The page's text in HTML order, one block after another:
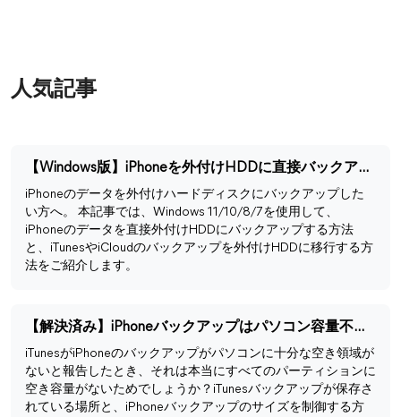
人気記事
【Windows版】iPhoneを外付けHDDに直接バックアップする方法
iPhoneのデータを外付けハードディスクにバックアップした
い方へ。 本記事では、Windows 11/10/8/7を使用して、
iPhoneのデータを直接外付けHDDにバックアップする方法
と、iTunesやiCloudのバックアップを外付けHDDに移行する方
法をご紹介します。
【解決済み】iPhoneバックアップはパソコン容量不足でできない
iTunesがiPhoneのバックアップがパソコンに十分な空き領域が
ないと報告したとき、それは本当にすべてのパーティションに
空き容量がないためでしょうか？iTunesバックアップが保存さ
れている場所と、iPhoneバックアップのサイズを制御する方